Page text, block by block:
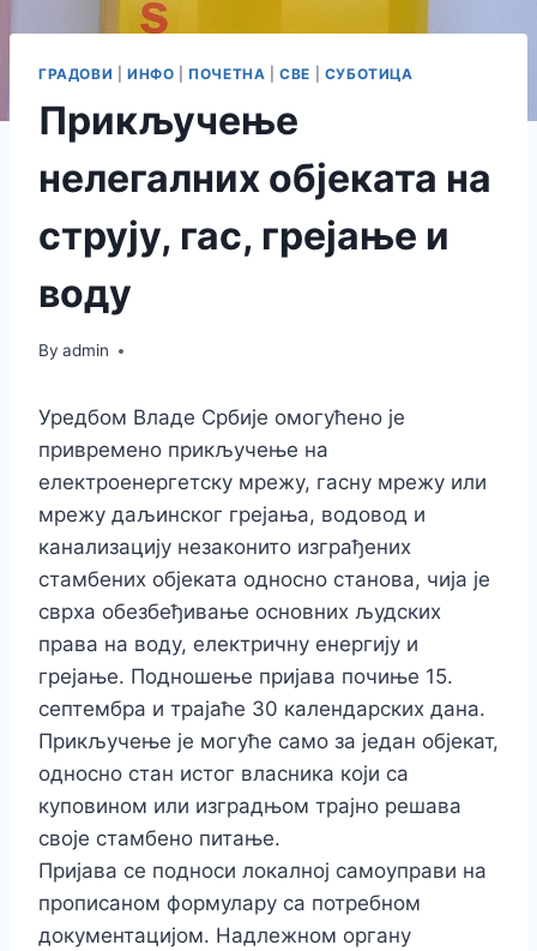
ГРАДОВИ ИНФО ПОЧЕТНА |СВЕ СУБОТИЦА
Прикључење
нелегалних објеката на
струју, гас, грејање и
воду
By admin
Уредбом Владе Србије омогућено је
привремено прикључење на
електроенергетску мрежу, гасну мрежу или
мрежу даљинског грејања, водовод и
канализацију незаконито изграђених
стамбених објеката односно станова, чија је
сврха обезбеђивање основних људских
права на воду, електричну енергију и
грејање. Подношење пријава почиње 15.
септембра и трајаће 30 календарских дана.
Прикључење је могуће само за један објекат,
односно стан истог власника који са
куповином или изградњом трајно решава
своје стамбено питање.
Пријава се подноси локалној самоуправи на
прописаном формулару са потребном
документацијом. Надлежном органу